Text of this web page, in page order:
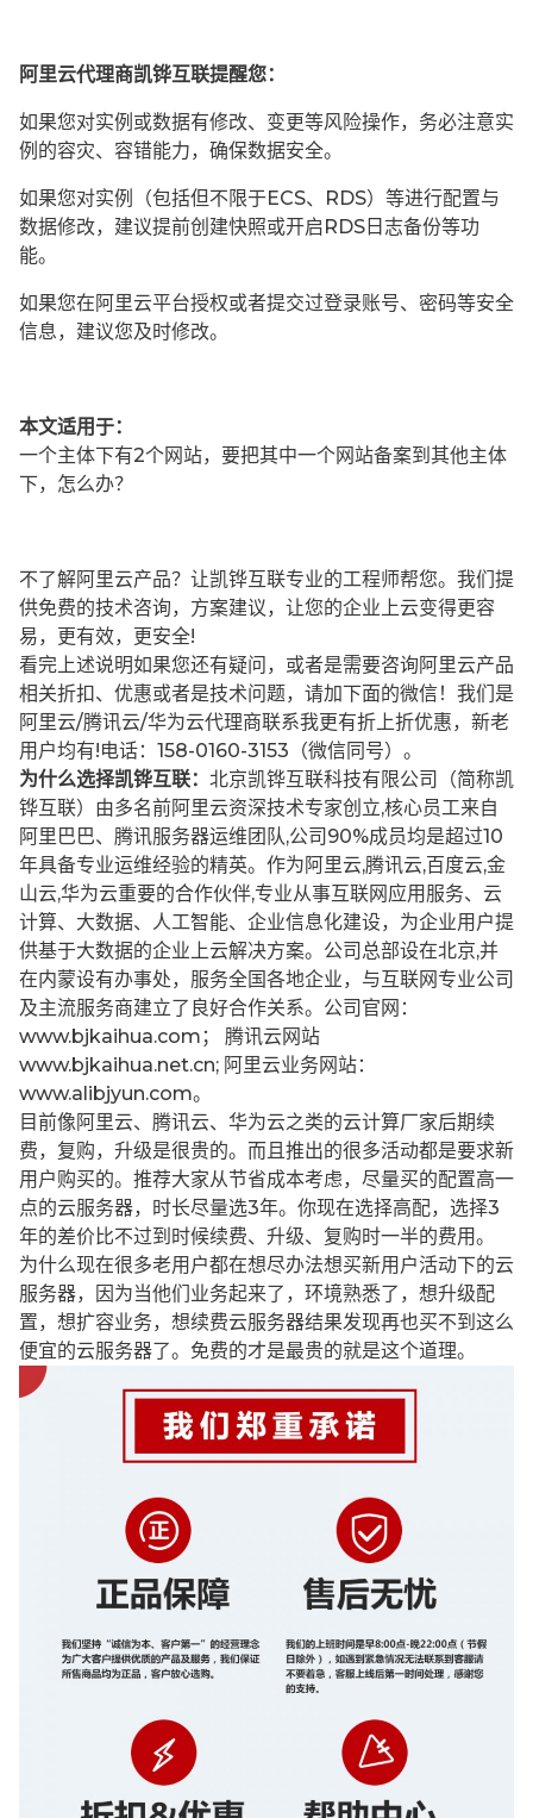
阿里云代理商凯铧互联提醒您：
如果您对实例或数据有修改、变更等风险操作，务必注意实
例的容灾、容错能力，确保数据安全。
如果您对实例（包括但不限于ECS、RDS）等进行配置与
数据修改，建议提前创建快照或开启RDS日志备份等功
能。
如果您在阿里云平台授权或者提交过登录账号、密码等安全
信息，建议您及时修改。
本文适用于：
一个主体下有2个网站，要把其中一个网站备案到其他主体
下，怎么办？
不了解阿里云产品？让凯铧互联专业的工程师帮您。我们提
供免费的技术咨询，方案建议，让您的企业上云变得更容
易，更有效，更安全!
看完上述说明如果您还有疑问，或者是需要咨询阿里云产品
相关折扣、优惠或者是技术问题，请加下面的微信！我们是
阿里云/腾讯云/华为云代理商联系我更有折上折优惠，新老
用户均有!电话：158-0160-3153（微信同号）。
为什么选择凯铧互联： 北京凯铧互联科技有限公司（简称凯
铧互联）由多名前阿里云资深技术专家创立,核心员工来自
阿里巴巴、腾讯服务器运维团队,公司90%成员均是超过10
年具备专业运维经验的精英。作为阿里云,腾讯云,百度云,金
山云,华为云重要的合作伙伴,专业从事互联网应用服务、云
计算、大数据、人工智能、企业信息化建设，为企业用户提
供基于大数据的企业上云解决方案。公司总部设在北京,并
在内蒙设有办事处，服务全国各地企业，与互联网专业公司
及主流服务商建立了良好合作关系。公司官网：
www.bjkaihua.com； 腾讯云网站
www.bjkaihua.net.cn; 阿里云业务网站：
www.alibjyun.com。
目前像阿里云、腾讯云、华为云之类的云计算厂家后期续
费，复购，升级是很贵的。而且推出的很多活动都是要求新
用户购买的。推荐大家从节省成本考虑，尽量买的配置高一
点的云服务器，时长尽量选3年。你现在选择高配，选择3
年的差价比不过到时候续费、升级、复购时一半的费用。
为什么现在很多老用户都在想尽办法想买新用户活动下的云
服务器，因为当他们业务起来了，环境熟悉了，想升级配
置，想扩容业务，想续费云服务器结果发现再也买不到这么
便宜的云服务器了。免费的才是最贵的就是这个道理。